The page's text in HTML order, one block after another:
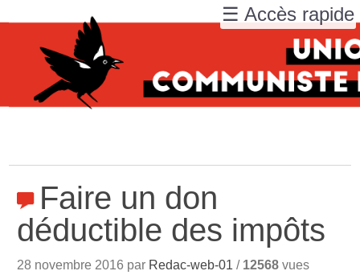
Faire un don
déductible des impôts
28 novembre 2016 par Redac-web-01 / 12568 vues
☰ Accès rapide